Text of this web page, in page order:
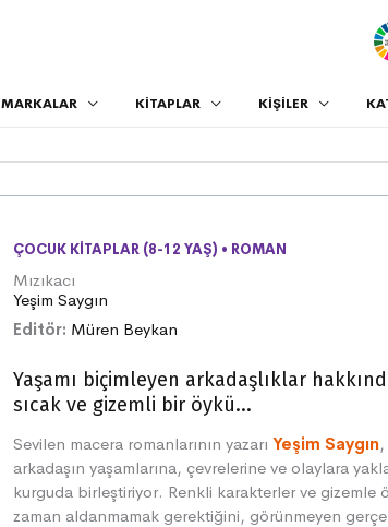
MARKALAR KİTAPLAR KİŞİLER
ÇOCUK KITAPLAR (8-12 YAŞ) • ROMAN
Mızıkacı
Yeşim Saygın
Editör: Müren Beykan
Yaşamı biçimleyen arkadaşlıklar
sıcak ve gizemli bir öykü...
Sevilen macera romanlarının yazarıYeşim Saygın
arkadaşın yaşamlarına, çevrelerine ve olaylara
kurguda birleştiriyor. Renkli karakterler ve gizemle
zaman aldanmamak gerektiğini, görünmeyen